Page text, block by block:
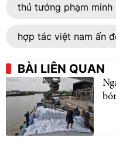
thủ tướng phạm minh
hợp tác việt nam ấn
BÀI LIÊN QUAN